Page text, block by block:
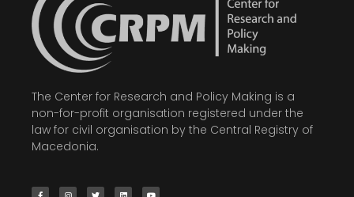
The Center for Research and Policy Making is a
non-for-profit organisation registered under the
law for civil organisation by the Central Registry of
Macedonia.